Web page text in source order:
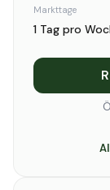
Markttage
1 Tag pro